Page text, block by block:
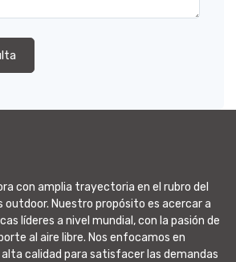
con amplia trayectoria en el rubro del
Nuestro propósito es acercar a
líderes a nivel mundial, con la pasión de
al aire libre. Nos enfocamos en
calidad para satisfacer las demandas